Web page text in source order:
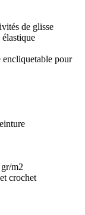
de glisse
élastique
encliquetable pour
m2
crochet